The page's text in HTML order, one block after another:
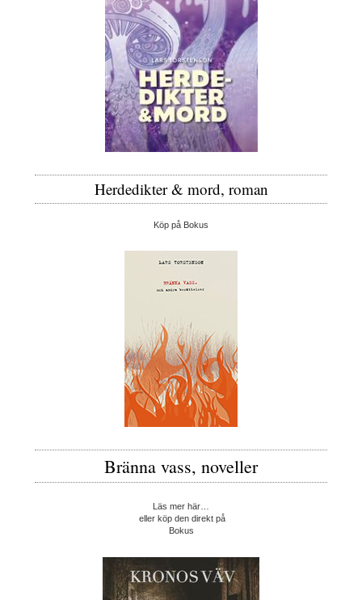
Herdedikter & mord, roman
Köp på Bokus
Bränna vass, noveller
Läs mer här…
eller köp den direkt på
Bokus